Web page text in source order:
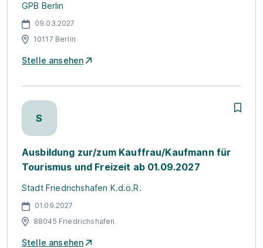
GPB Berlin
09.03.2027
10117 Berlin
Stelle ansehen
S
Ausbildung zur/zum Kauffrau/Kaufmann für
Tourismus und Freizeit ab 01.09.2027
Stadt Friedrichshafen K.d.ö.R.
01.09.2027
88045 Friedrichshafen
Stelle ansehen